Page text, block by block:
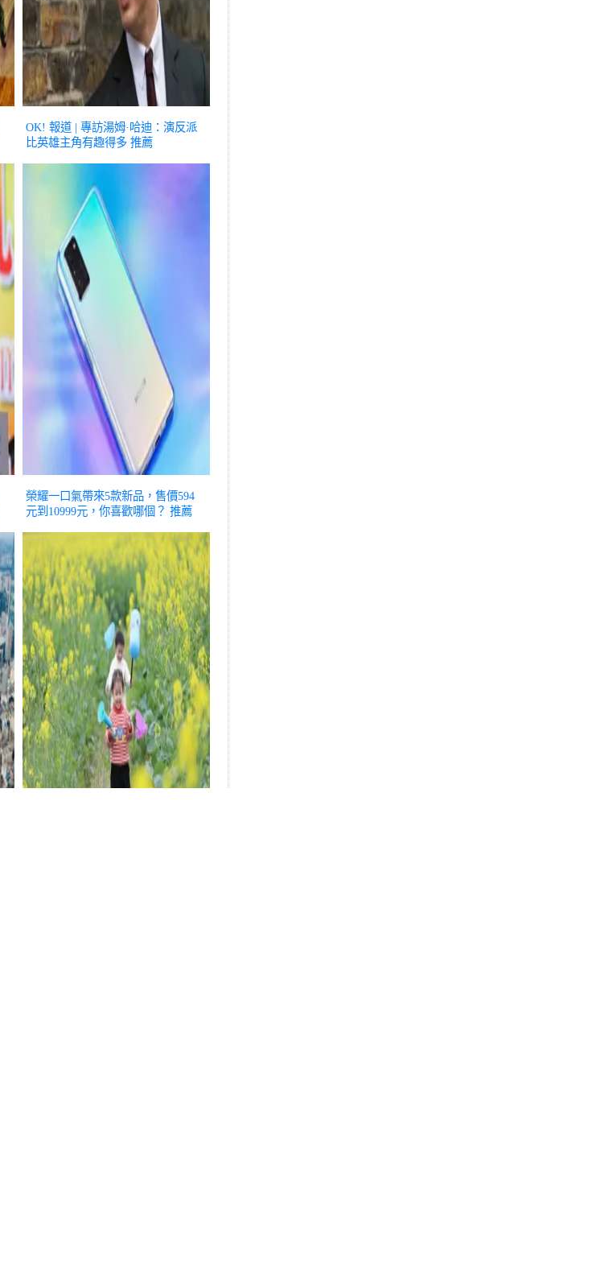
OK! 報道 | 專訪湯姆·哈迪：演反派
比英雄主角有趣得多 推薦
榮耀一口氣帶來5款新品，售價594
元到10999元，你喜歡哪個？ 推薦